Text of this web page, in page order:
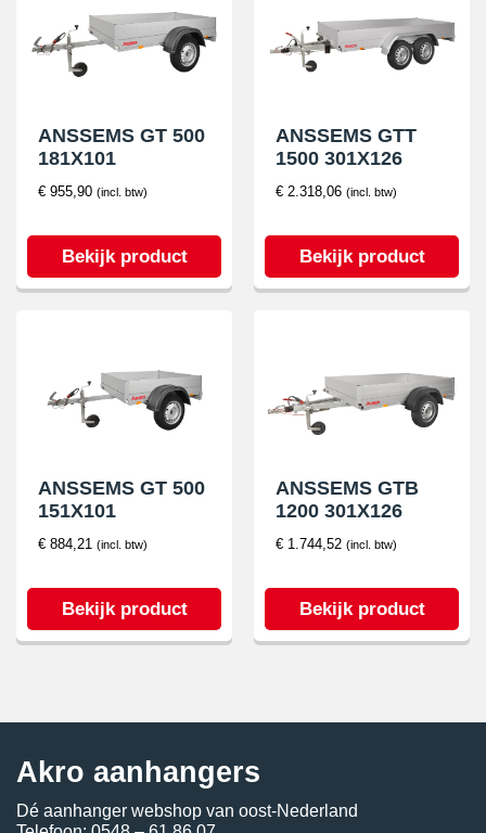
ANSSEMS GT 500
181X101
€ 955,90 (incl. btw)
Bekijk product
ANSSEMS GTT
1500 301X126
€ 2.318,06 (incl. btw)
Bekijk product
ANSSEMS GT 500
151X101
€ 884,21 (incl. btw)
Bekijk product
ANSSEMS GTB
1200 301X126
€ 1.744,52 (incl. btw)
Bekijk product
Akro aanhangers
Dé aanhanger webshop van oost-Nederland